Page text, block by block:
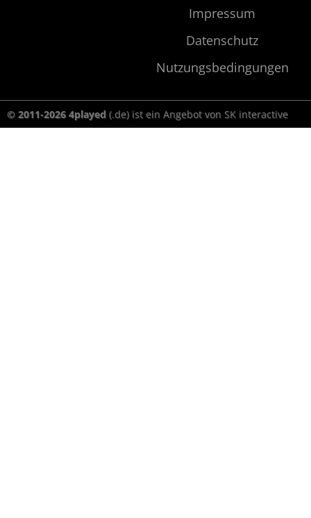
Impressum
Datenschutz
Nutzungsbedingungen
© 2011-2026 4played (.de) ist ein Angebot von SK interactive